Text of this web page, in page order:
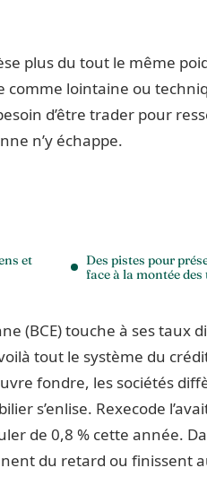
plus du tout le même
lointaine ou
d’être trader pour
n’y échappe.
et
Des pistes pour
face à la montée des
(BCE) touche à ses taux
tout le système du
fondre, les sociétés
s’enlise. Rexecode
de 0,8 % cette année.
du retard ou finissent